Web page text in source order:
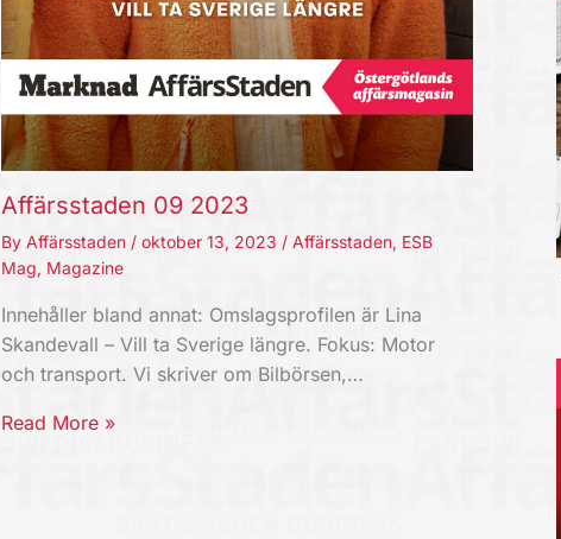
Affärsstaden 09 2023
By Affärsstaden / oktober 13, 2023 / Affärsstaden, ESB
Mag, Magazine
Innehåller bland annat: Omslagsprofilen är Lina
Skandevall – Vill ta Sverige längre. Fokus: Motor
och transport. Vi skriver om Bilbörsen,…
Read More »